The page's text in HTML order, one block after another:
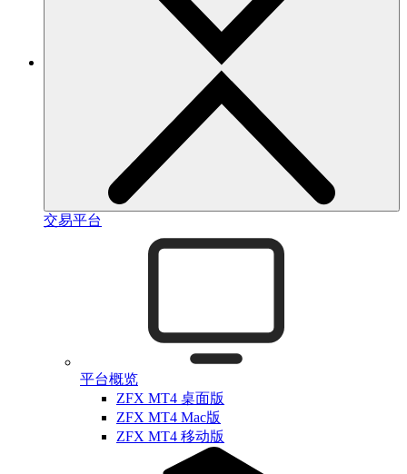
交易平台
平台概览
ZFX MT4 桌面版
ZFX MT4 Mac版
ZFX MT4 移动版